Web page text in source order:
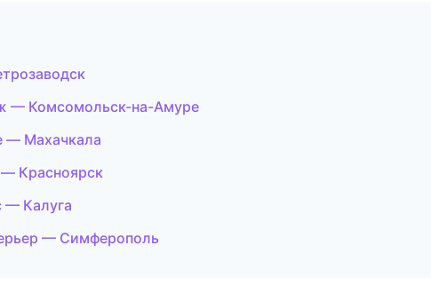
— Комсомольск-на-Амуре
— Махачкала
Красноярск
— Калуга
— Симферополь